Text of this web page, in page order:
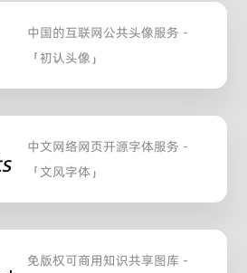
中国的互联网公共头像服务 -
「初认头像」
中文网络网页开源字体服务 -
「文风字体」
免版权可商用知识共享图库 -